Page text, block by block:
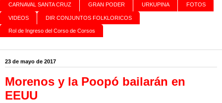
CARNAVAL SANTA CRUZ GRAN PODER URKUPINA FOTOS
VIDEOS DIR CONJUNTOS FOLKLORICOS
Rol de Ingreso del Corso de Corsos
23 de mayo de 2017
Morenos y la Poopó bailarán en
EEUU